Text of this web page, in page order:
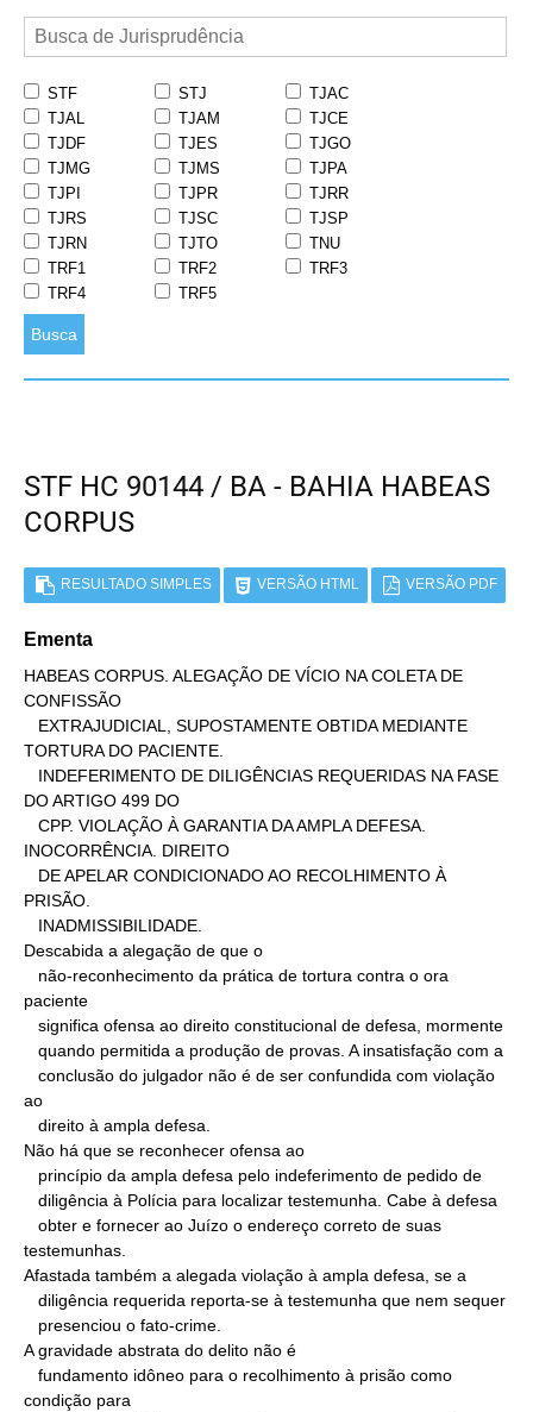
STF STJ
TJAC
TJAL
TJAM
TJCE
TJDF
TJES
TJGO
TJMG
TJMS
TJPA
TJPI
TJPR
TJRR
TJRS
TJSC
TJSP
TJRN
TJTO
TNU
TRF1
TRF2
TRF3
TRF4
TRF5
Busca
STF HC 90144 / BA - BAHIA HABEAS
CORPUS
RESULTADO SIMPLES VERSÃO HTML VERSÃO PDF
Ementa
HABEAS CORPUS. ALEGAÇÃO DE VÍCIO NA COLETA DE
CONFISSÃO
TORTURA DO PACIENTE.
DO ARTIGO 499 DO
INOCORRÊNCIA. DIREITO
PRISÃO.
Descabida a alegação de que o
paciente
ao
Não há que se reconhecer ofensa ao
testemunhas.
Afastada também a alegada violação à ampla defesa, se a
A gravidade abstrata do delito não é
condição para